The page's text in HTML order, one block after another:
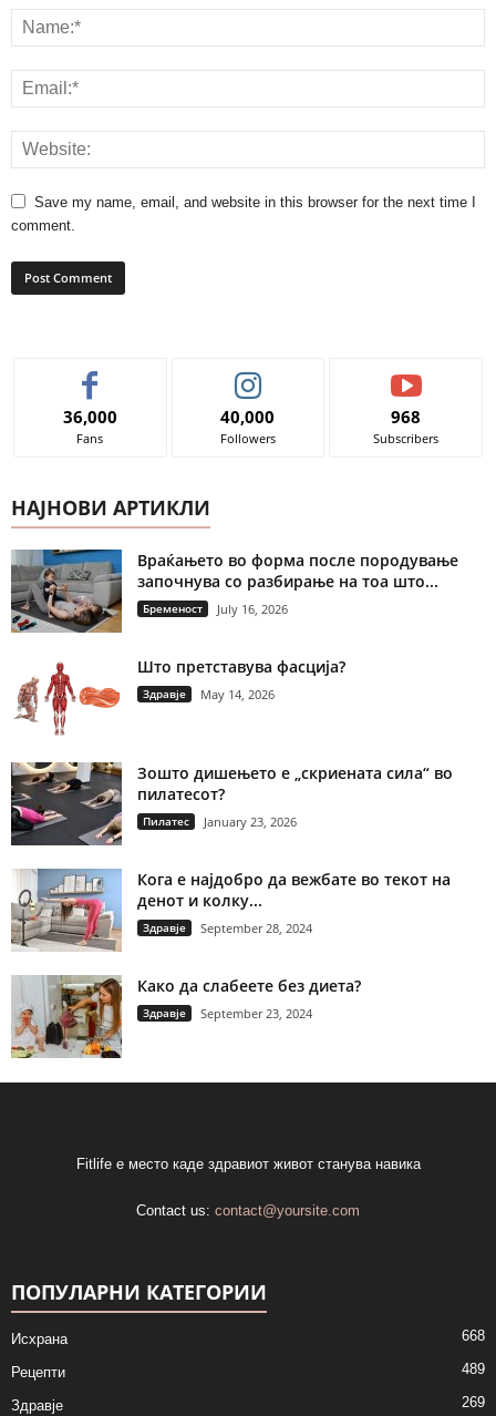
Save my name, email, and website in this browser for the next time I
comment.
36,000
Fans
40,000
Followers
968
Subscribers
НАЈНОВИ АРТИКЛИ
Враќањето во форма после породување
започнува со разбирање на тоа што...
Бременост July 16, 2026
Што претставува фасција?
Здравје May 14, 2026
Зошто дишењето е „скриената сила“ во
пилатесот?
Пилатес January 23, 2026
Кога е најдобро да вежбате во текот на
денот и колку...
Здравје September 28, 2024
Како да слабеете без диета?
Здравје September 23, 2024
Fitlife е место каде здравиот живот станува навика
Contact us: contact@yoursite.com
ПОПУЛАРНИ КАТЕГОРИИ
Исхрана 668
Рецепти 489
Здравје 269